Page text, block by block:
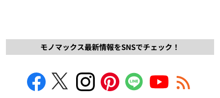
モノマックス最新情報をSNSでチェック！